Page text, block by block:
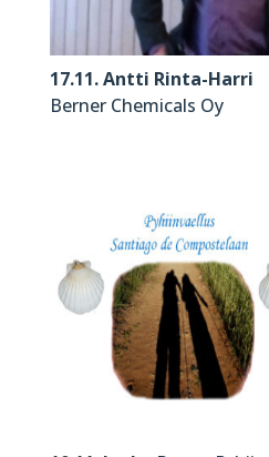
17.11. Antti Rinta-Harri
Berner Chemicals Oy